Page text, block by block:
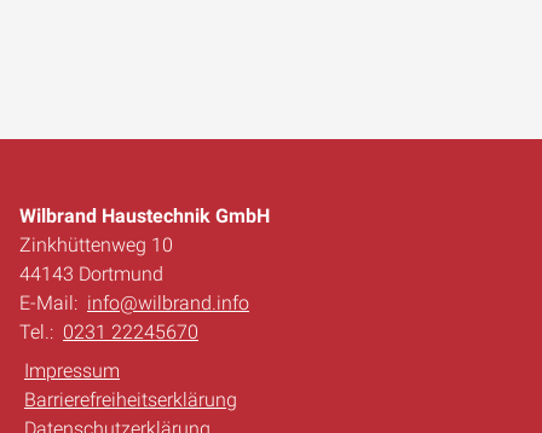
Wilbrand Haustechnik GmbH
Zinkhüttenweg 10
44143 Dortmund
E-Mail: info@wilbrand.info
Tel.: 0231 22245670
Impressum
Barrierefreiheitserklärung